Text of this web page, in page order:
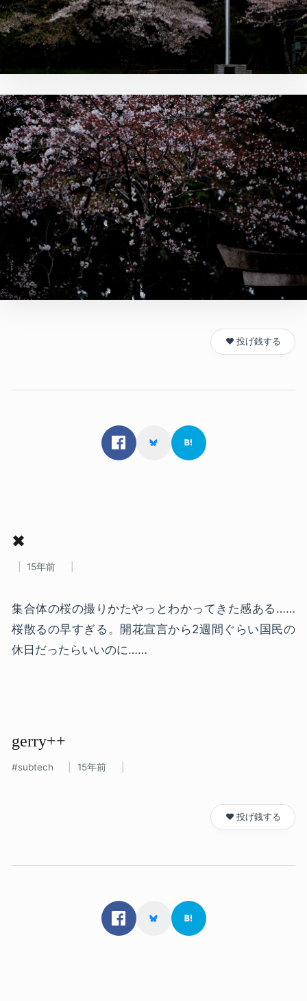
❤️ 投げ銭する
✖
15年前
集合体の桜の撮りかたやっとわかってきた感ある……
桜散るの早すぎる。開花宣言から2週間ぐらい国民の
休日だったらいいのに……
gerry++
subtech 15年前
❤️ 投げ銭する